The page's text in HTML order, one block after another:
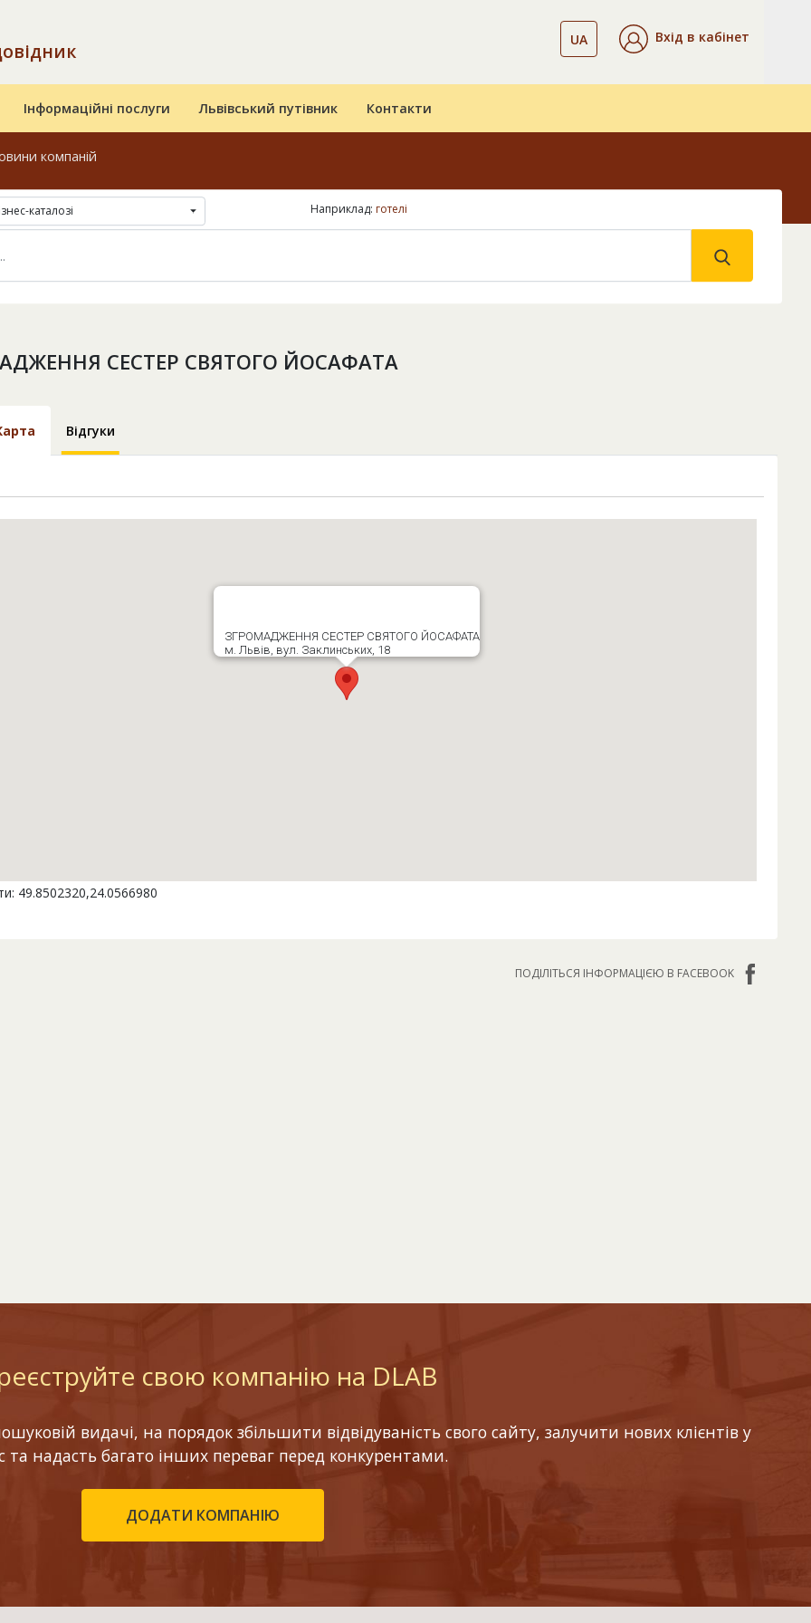
UA Вхід в кабінет
Інформаційні послуги Львівський путівник Контакти
компаній
каталозі Наприклад: готелі
СЕСТЕР СВЯТОГО ЙОСАФАТА
Відгуки
ЗГРОМАДЖЕННЯ СЕСТЕР СВЯТОГО ЙОСАФАТА
м. Львів, вул. Заклинських, 18
49.8502320,24.0566980
ПОДІЛІТЬСЯ ІНФОРМАЦІЄЮ В FACEBOOK
свою компанію на DLAB
видачі, на порядок збільшити відвідуваність свого сайту, залучити нових клієнтів у
та надасть багато інших переваг перед конкурентами.
ДОДАТИ КОМПАНІЮ